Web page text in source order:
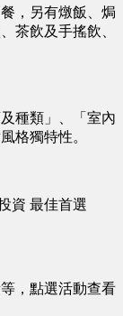
，另有燉飯、焗
茶飲及手搖飲、
種類」、「室內
格獨特性。
資 最佳首選
，點選活動查看